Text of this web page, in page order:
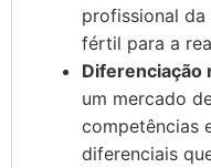
profissional da
fértil para a
Diferenciação
um mercado
competências
diferenciais